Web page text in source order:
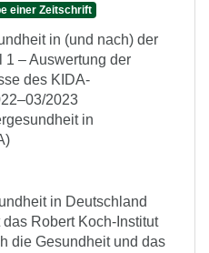
einer Zeitschrift
in (und nach) der
1 – Auswertung der
des KIDA-
2023
in
in Deutschland
Robert Koch-Institut
die Gesundheit und das